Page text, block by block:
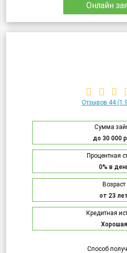
Онлайн
Отзывов 44
Сумма
до 30 000
Процентная
0% в
Возраст
от 23
Кредитная
Хорошая
Способ